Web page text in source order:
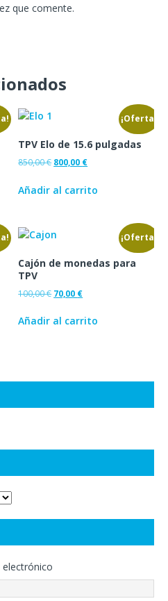
que comente.
¡Oferta!
TPV Elo de 15.6 pulgadas
850,00€ 800,00 €
Añadir al carrito
¡Oferta!
Cajón de monedas para
TPV
100,00€ 70,00 €
Añadir al carrito